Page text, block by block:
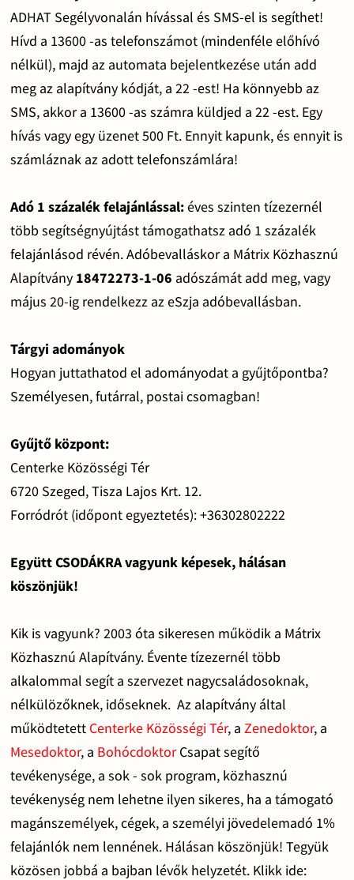
ADHAT Segélyvonalán hívással és SMS-el is segíthet!
Hívd a 13600 -as telefonszámot (mindenféle előhívó
nélkül), majd az automata bejelentkezése után add
meg az alapítvány kódját, a 22 -est! Ha könnyebb az
SMS, akkor a 13600 -as számra küldjed a 22 -est. Egy
hívás vagy egy üzenet 500 Ft. Ennyit kapunk, és ennyit is
számláznak az adott telefonszámlára!
Adó 1 százalék felajánlással:éves szinten tízezernél
több segítségnyújtást támogathatsz adó 1 százalék
felajánlásod révén. Adóbevalláskor a Mátrix Közhasznú
Alapítvány 18472273-1-06 adószámát add meg, vagy
május 20-ig rendelkezz az eSzja adóbevallásban.
Tárgyi adományok
Hogyan juttathatod el adományodat a gyűjtőpontba?
Személyesen, futárral, postai csomagban!
Gyűjtő központ:
Centerke Közösségi Tér
6720 Szeged, Tisza Lajos Krt. 12.
Forródrót (időpont egyeztetés): +36302802222
Együtt CSODÁKRA vagyunk képesek, hálásan
köszönjük!
Kik is vagyunk? 2003 óta sikeresen működik a Mátrix
Közhasznú Alapítvány. Évente tízezernél több
alkalommal segít a szervezet nagycsaládosoknak,
nélkülözőknek, időseknek. Az alapítvány által
működtetett Centerke Közösségi Tér, a Zenedoktor, a
Mesedoktor, a BohócdoktorCsapat segítő
tevékenysége, a sok - sok program, közhasznú
tevékenység nem lehetne ilyen sikeres, ha a támogató
magánszemélyek, cégek, a személyi jövedelemadó 1%
felajánlók nem lennének. Hálásan köszönjük! Tegyük
közösen jobbá a bajban lévők helyzetét. Klikk ide: